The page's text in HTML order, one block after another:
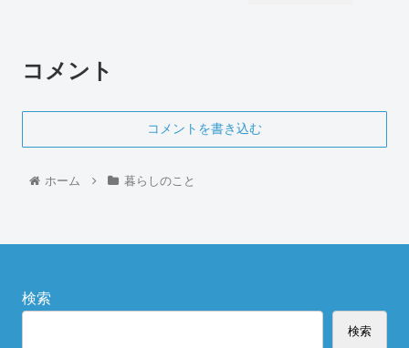
コメント
コメントを書き込む
ホーム 暮らしのこと
検索
検索